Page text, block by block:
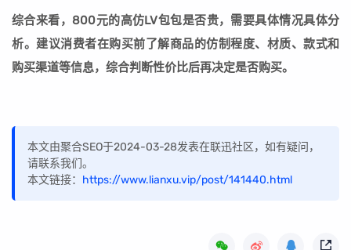
综合来看，800元的高仿LV包包是否贵，需要具体情况具体分
析。建议消费者在购买前了解商品的仿制程度、材质、款式和
购买渠道等信息，综合判断性价比后再决定是否购买。
本文由聚合SEO于2024-03-28发表在联迅社区，如有疑问，
请联系我们。
本文链接： https://www.lianxu.vip/post/141440.html